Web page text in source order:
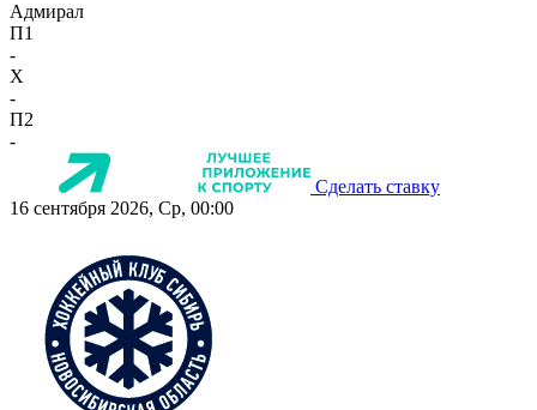
Адмирал
П1
-
X
-
П2
-
Сделать ставку
16 сентября 2026, Ср, 00:00